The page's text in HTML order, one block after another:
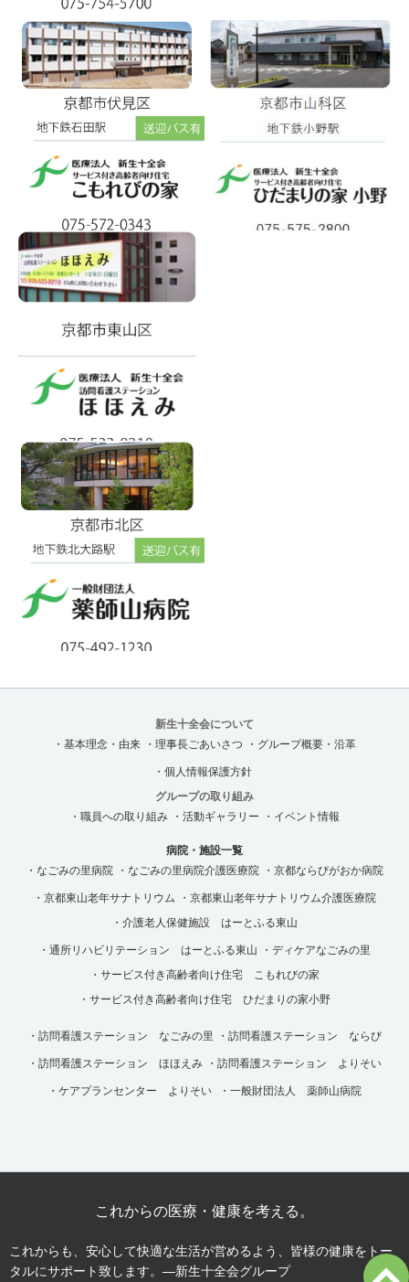
新生十全会について
・基本理念・由来
・理事長ごあいさつ ・グループ概要・沿革
・個人情報保護方針
グループの取り組み
・職員への取り組み
・活動ギャラリー ・イベント情報
病院・施設一覧
・なごみの里病院
・なごみの里病院介護医療院 ・京都ならびがおか病院
・京都東山老年サナトリウム
・京都東山老年サナトリウム介護医療院
・介護老人保健施設 はーとふる東山
・通所リハビリテーション はーとふる東山
・ディケアなごみの里
・サービス付き高齢者向け住宅 こもれびの家
・サービス付き高齢者向け住宅 ひだまりの家小野
・訪問看護ステーション なごみの里 ・訪問看護ステーション ならび
・訪問看護ステーション ほほえみ ・訪問看護ステーション よりそい
・ケアプランセンター よりそい ・一般財団法人 薬師山病院
これからの医療・健康を考える。
これからも、安心して快適な生活が営めるよう、皆様の健康をトー
タルにサポート致します。―新生十全会グループ